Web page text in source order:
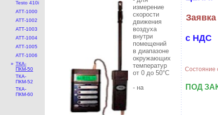
Testo 410i
АТТ-1000
АТТ-1002
АТТ-1003
АТТ-1004
АТТ-1005
АТТ-1006
» ТКА-
ПКМ-50
ТКА-
ПКМ-52
ТКА-
ПКМ-60
измерение
скорости
движения
воздуха
внутри
помещений
в диапазоне
окружающих
температур
от 0 до 50°С
- на
Заявка
с НДС
Состояние
ПОД